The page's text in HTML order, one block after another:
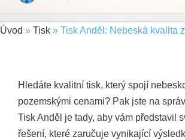
Úvod » Tisk » Tisk Anděl: Nebeská kvalita
Hledáte kvalitní tisk, který spojí
pozemskými cenami? Pak jste na
Tisk Anděl je tady, aby vám představil
řešení, které zaručuje vynikající